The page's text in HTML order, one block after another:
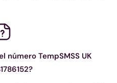
número TempSMSS UK